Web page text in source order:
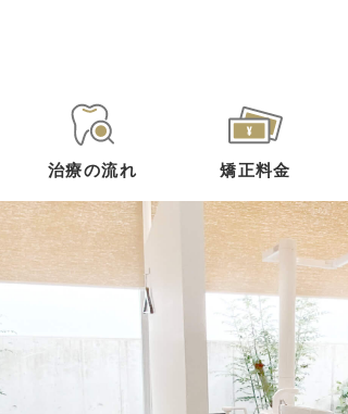
治療の流れ 矯正料金